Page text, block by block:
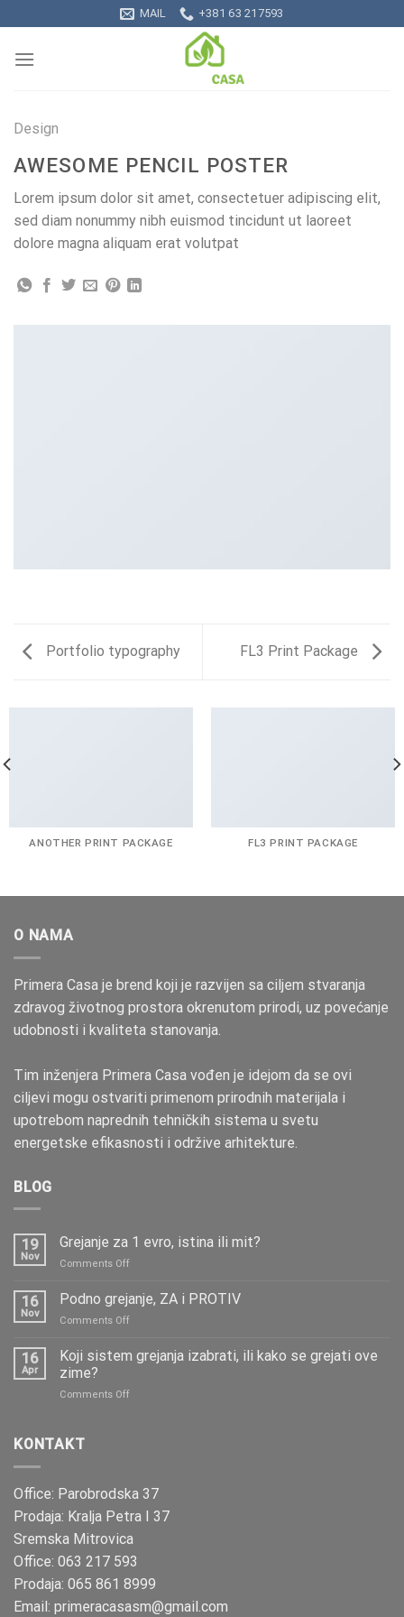
to
content
MAIL +381 63 217593
Design
AWESOME PENCIL POSTER
Lorem ipsum dolor sit amet, consectetuer adipiscing elit,
sed diam nonummy nibh euismod tincidunt ut laoreet
dolore magna aliquam erat volutpat
Portfolio typography FL3 Print Package
ANOTHER PRINT PACKAGE FL3 PRINT PACKAGE
O NAMA
Primera Casa je brend koji je razvijen sa ciljem stvaranja
zdravog životnog prostora okrenutom prirodi, uz povećanje
udobnosti i kvaliteta stanovanja.
Tim inženjera Primera Casa vođen je idejom da se ovi
ciljevi mogu ostvariti primenom prirodnih materijala i
upotrebom naprednih tehničkih sistema u svetu
energetske efikasnosti i održive arhitekture.
BLOG
19
Nov
Grejanje za 1 evro, istina ili mit?
Comments Offon
za
ili
16
Nov
Podno grejanje, ZA i PROTIV
Comments Offon
grejanje,
ZA
16
Apr
Koji sistem grejanja izabrati, ili kako se grejati ove
zime?
Comments Offon
kako
se
grejati
zime?
KONTAKT
Office: Parobrodska 37
Prodaja: Kralja Petra I 37
Sremska Mitrovica
Office: 063 217 593
Prodaja: 065 861 8999
Email: primeracasasm@gmail.com